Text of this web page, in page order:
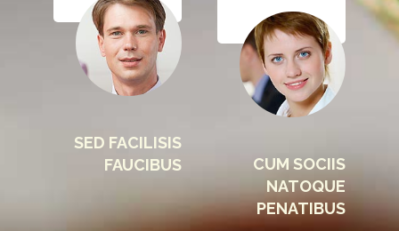
SED FACILISIS
FAUCIBUS
CUM SOCIIS
NATOQUE
PENATIBUS